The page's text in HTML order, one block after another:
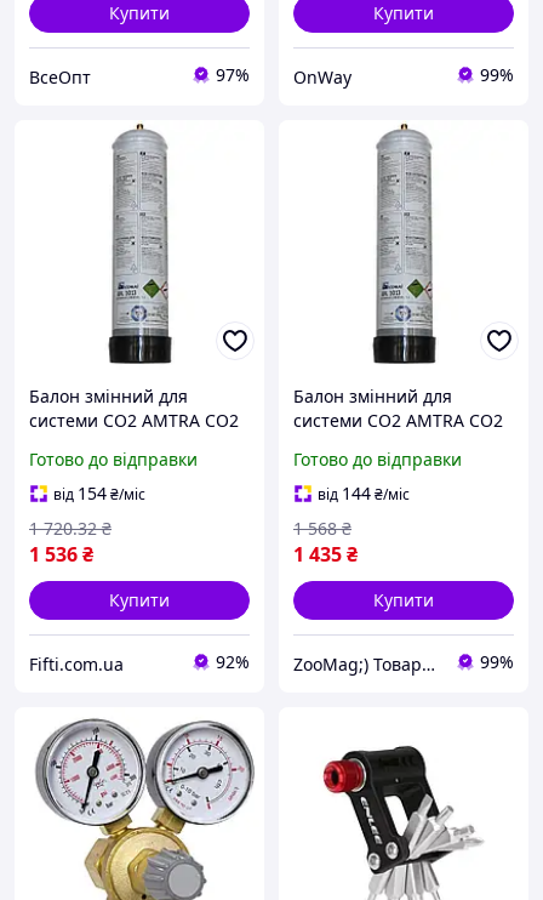
Купити
ВсеОпт 97%
Купити
OnWay 99%
Балон змінний для
системи CO2 AMTRA CO2
500г(1134910188)
Готово до відправки
від 154₴/міс
1 536₴
1 720.32 ₴
Купити
Fifti.com.ua 92%
Балон змінний для
системи CO2 AMTRA CO2
SET, 500г (*)
Готово до відправки
від 144₴/міс
1 435₴
1 568 ₴
Купити
ZooMag;) Товари для тварин 99%